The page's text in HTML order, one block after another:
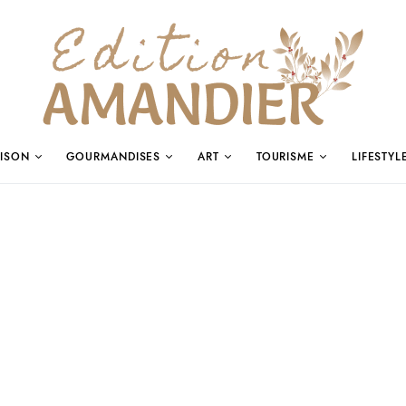
GOURMANDISES ART TOURISME